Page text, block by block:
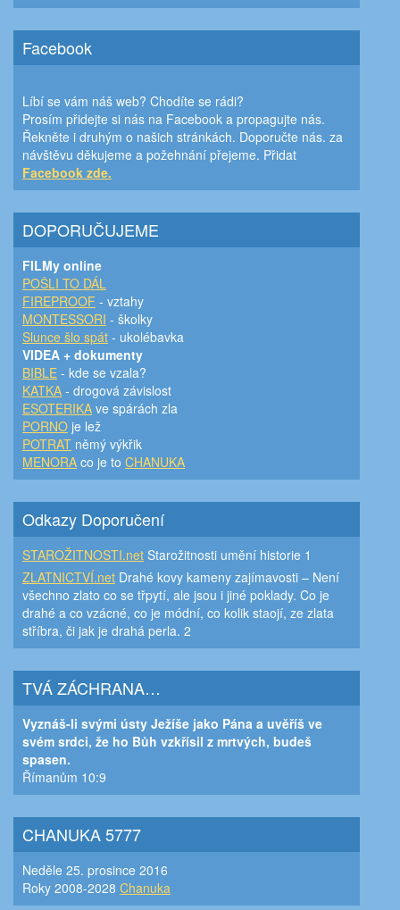
Facebook
Líbí se vám náš web? Chodíte se rádi?
Prosím přidejte si nás na Facebook a propagujte nás.
Řekněte i druhým o našich stránkách. Doporučte nás. za
návštěvu děkujeme a požehnání přejeme. Přidat
Facebook zde.
DOPORUČUJEME
FILMy online
POŠLI TO DÁL
FIREPROOF - vztahy
MONTESSORI - školky
Slunce šlo spát - ukolébavka
VIDEA + dokumenty
BIBLE - kde se vzala?
KATKA - drogová závislost
ESOTERIKA ve spárách zla
PORNO je lež
POTRAT němý výkřik
MENORA co je to CHANUKA
Odkazy Doporučení
STAROŽITNOSTI.net Starožitnosti umění historie 1
ZLATNICTVÍ.net Drahé kovy kameny zajímavosti – Není
všechno zlato co se třpytí, ale jsou i jiné poklady. Co je
drahé a co vzácné, co je módní, co kolik staojí, ze zlata
stříbra, či jak je drahá perla. 2
TVÁ ZÁCHRANA…
Vyznáš-li svými ústy Ježíše jako Pána a uvěříš ve
svém srdci, že ho Bůh vzkřísil z mrtvých, budeš
spasen.
Římanům 10:9
CHANUKA 5777
Neděle 25. prosince 2016
Roky 2008-2028 Chanuka